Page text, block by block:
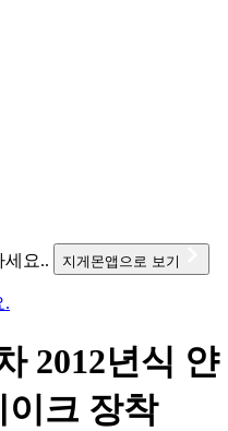
세요.. 지게몬앱으로 보기
.
2012년식 얀
이크 장착